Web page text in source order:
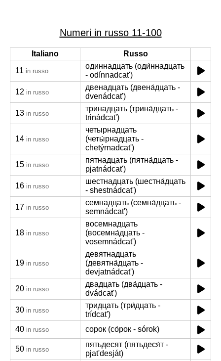
Numeri in russo 11-100
Italiano
Russo
11 in russo
одиннадцать (оди́ннадцать
- odínnadcat')
12 in russo
двенадцать (двена́дцать -
dvenádcat')
13 in russo
тринадцать (трина́дцать -
trinádcat')
14 in russo
четырнадцать
(четы́рнадцать -
chetýrnadcat')
15 in russo
пятнадцать (пятна́дцать -
pjatnádcat')
16 in russo
шестнадцать (шестна́дцать
- shestnádcat')
17 in russo
семнадцать (семна́дцать -
semnádcat')
18 in russo
восемнадцать
(восемна́дцать -
vosemnádcat')
19 in russo
девятнадцать
(девятна́дцать -
devjatnádcat')
20 in russo
двадцать (два́дцать -
dvádcat')
30 in russo
тридцать (три́дцать -
trídcat')
40 in russo сорок (со́рок - sórok)
50 in russo
пятьдесят (пятьдеся́т -
pjat'desját)